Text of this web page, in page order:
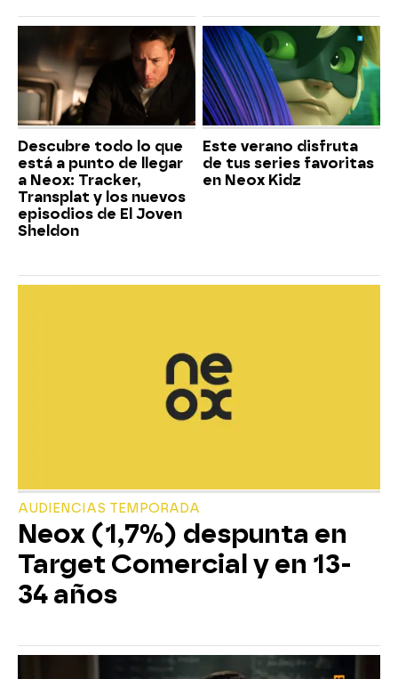
Descubre todo lo que
está a punto de llegar
a Neox: Tracker,
Transplat y los nuevos
episodios de El Joven
Sheldon
Este verano disfruta
de tus series favoritas
en Neox Kidz
AUDIENCIAS TEMPORADA
Neox (1,7%) despunta en
Target Comercial y en 13-
34 años